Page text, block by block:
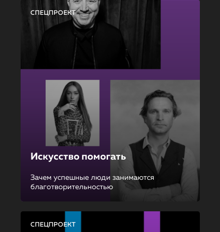
СПЕЦПРОЕКТ
Искусство помогать
Зачем успешные люди занимаются
благотворительностью
СПЕЦПРОЕКТ